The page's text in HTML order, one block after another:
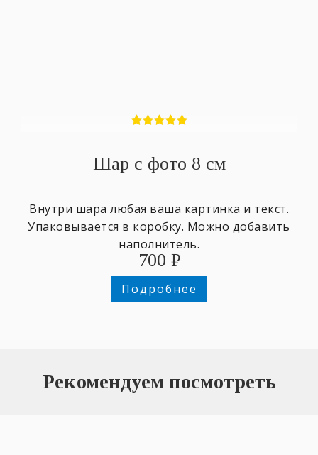
Шар с фото 8 см
Внутри шара любая ваша картинка и текст.
Упаковывается в коробку. Можно добавить
наполнитель.
700 ₽
Подробнее
Рекомендуем посмотреть